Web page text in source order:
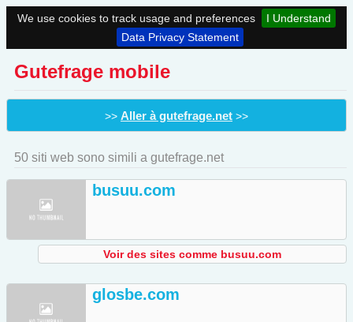
We use cookies to track usage and preferences
I Understand
Data Privacy Statement
Gutefrage mobile
>> Aller à gutefrage.net >>
50 siti web sono simili a gutefrage.net
busuu.com
Voir des sites comme busuu.com
glosbe.com